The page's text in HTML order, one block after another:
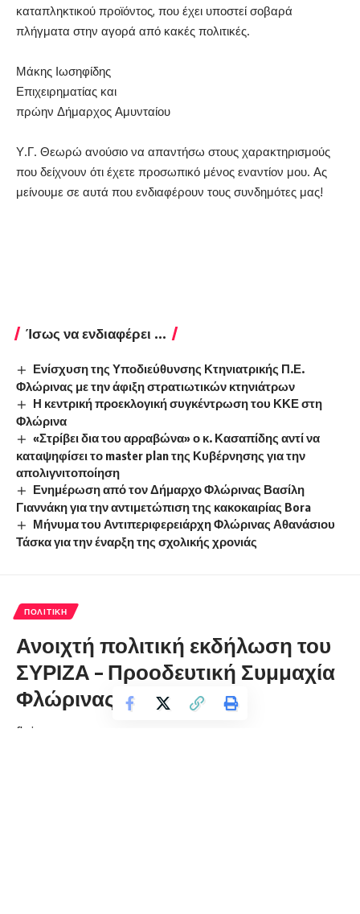
καταπληκτικού προϊόντος, που έχει υποστεί σοβαρά
πλήγματα στην αγορά από κακές πολιτικές.
Μάκης Ιωσηφίδης
Επιχειρηματίας και
πρώην Δήμαρχος Αμυνταίου
Υ.Γ. Θεωρώ ανούσιο να απαντήσω στους χαρακτηρισμούς
που δείχνουν ότι έχετε προσωπικό μένος εναντίον μου. Ας
μείνουμε σε αυτά που ενδιαφέρουν τους συνδημότες μας!
Ίσως να ενδιαφέρει ...
Ενίσχυση της Υποδιεύθυνσης Κτηνιατρικής Π.Ε.
Φλώρινας με την άφιξη στρατιωτικών κτηνιάτρων
Η κεντρική προεκλογική συγκέντρωση του ΚΚΕ στη
Φλώρινα
«Στρίβει δια του αρραβώνα» ο κ. Κασαπίδης αντί να
καταψηφίσει το master plan της Κυβέρνησης για την
απολιγνιτοποίηση
Ενημέρωση από τον Δήμαρχο Φλώρινας Βασίλη
Γιαννάκη για την αντιμετώπιση της κακοκαιρίας Bora
Μήνυμα του Αντιπεριφερειάρχη Φλώρινας Αθανάσιου
Τάσκα για την έναρξη της σχολικής χρονιάς
ΠΟΛΙΤΙΚΉ
Ανοιχτή πολιτική εκδήλωση του
ΣΥΡΙΖΑ – Προοδευτική Συμμαχία
Φλώρινας
florinapress.gr